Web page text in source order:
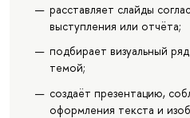
расставляет слайды
выступления или отчёта;
подбирает визуальный
темой;
создаёт презентацию,
оформления текста и